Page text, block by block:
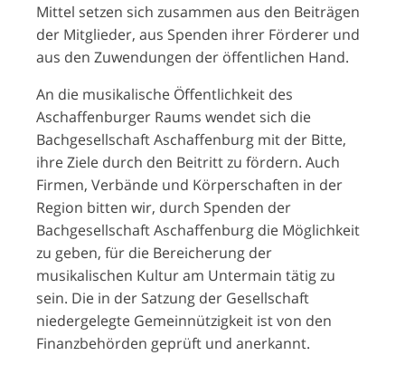
Mittel setzen sich zusammen aus den Beiträgen
der Mitglieder, aus Spenden ihrer Förderer und
aus den Zuwendungen der öffentlichen Hand.
An die musikalische Öffentlichkeit des
Aschaffenburger Raums wendet sich die
Bachgesellschaft Aschaffenburg mit der Bitte,
ihre Ziele durch den Beitritt zu fördern. Auch
Firmen, Verbände und Körperschaften in der
Region bitten wir, durch Spenden der
Bachgesellschaft Aschaffenburg die Möglichkeit
zu geben, für die Bereicherung der
musikalischen Kultur am Untermain tätig zu
sein. Die in der Satzung der Gesellschaft
niedergelegte Gemeinnützigkeit ist von den
Finanzbehörden geprüft und anerkannt.